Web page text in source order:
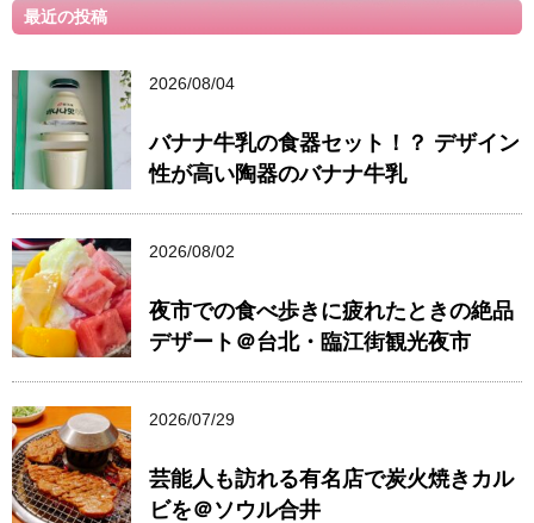
最近の投稿
2026/08/04
バナナ牛乳の食器セット！？ デザイン
性が高い陶器のバナナ牛乳
2026/08/02
夜市での食べ歩きに疲れたときの絶品
デザート＠台北・臨江街観光夜市
2026/07/29
芸能人も訪れる有名店で炭火焼きカル
ビを＠ソウル合井